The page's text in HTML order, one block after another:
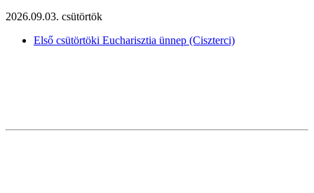
2026.09.03. csütörtök
Első csütörtöki Eucharisztia ünnep (Ciszterci)